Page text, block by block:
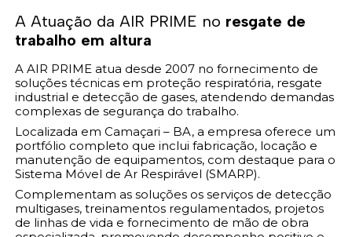
A Atuação da AIR PRIME no resgate de
trabalho em altura
A AIR PRIME atua desde 2007 no fornecimento de
soluções técnicas em proteção respiratória, resgate
industrial e detecção de gases, atendendo demandas
complexas de segurança do trabalho.
Localizada em Camaçari – BA, a empresa oferece um
portfólio completo que inclui fabricação, locação e
manutenção de equipamentos, com destaque para o
Sistema Móvel de Ar Respirável (SMARP).
Complementam as soluções os serviços de detecção
multigases, treinamentos regulamentados, projetos
de linhas de vida e fornecimento de mão de obra